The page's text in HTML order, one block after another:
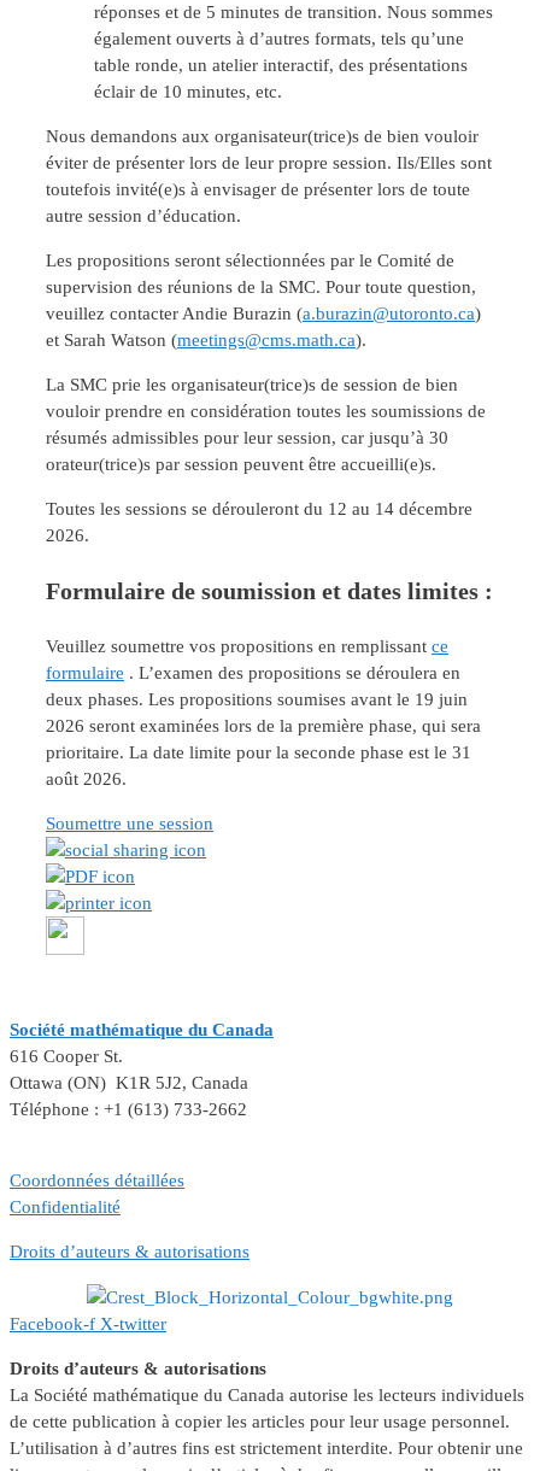
réponses et de 5 minutes de transition. Nous sommes
également ouverts à d’autres formats, tels qu’une
table ronde, un atelier interactif, des présentations
éclair de 10 minutes, etc.
Nous demandons aux organisateur(trice)s de bien vouloir
éviter de présenter lors de leur propre session. Ils/Elles sont
toutefois invité(e)s à envisager de présenter lors de toute
autre session d’éducation.
Les propositions seront sélectionnées par le Comité de
supervision des réunions de la SMC. Pour toute question,
veuillez contacter Andie Burazin (a.burazin@utoronto.ca)
et Sarah Watson (meetings@cms.math.ca).
La SMC prie les organisateur(trice)s de session de bien
vouloir prendre en considération toutes les soumissions de
résumés admissibles pour leur session, car jusqu’à 30
orateur(trice)s par session peuvent être accueilli(e)s.
Toutes les sessions se dérouleront du 12 au 14 décembre
2026.
Formulaire de soumission et dates limites :
Veuillez soumettre vos propositions en remplissant ce
formulaire . L’examen des propositions se déroulera en
deux phases. Les propositions soumises avant le 19 juin
2026 seront examinées lors de la première phase, qui sera
prioritaire. La date limite pour la seconde phase est le 31
août 2026.
Soumettre une session
Société mathématique du Canada
616 Cooper St.
Ottawa (ON) K1R 5J2, Canada
Téléphone : +1 (613) 733-2662
Coordonnées détaillées
Confidentialité
Droits d’auteurs & autorisations
Facebook-f X-twitter
Droits d’auteurs & autorisations
La Société mathématique du Canada autorise les lecteurs individuels
de cette publication à copier les articles pour leur usage personnel.
L’utilisation à d’autres fins est strictement interdite. Pour obtenir une